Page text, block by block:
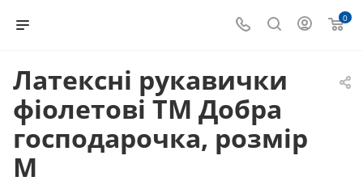
0
Латексні рукавички
фіолетові ТМ Добра
господарочка, розмір
М